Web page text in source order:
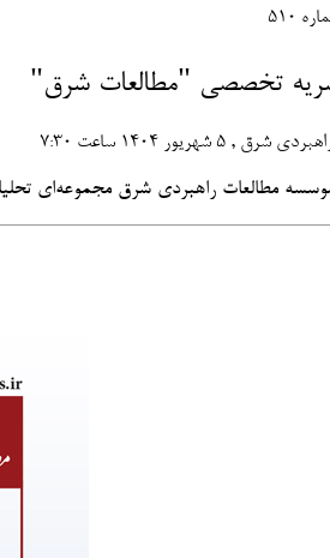
510
شهريور 1404 ساعت 7:30
مطالعات راهبردی شرق مجموعه‌ای